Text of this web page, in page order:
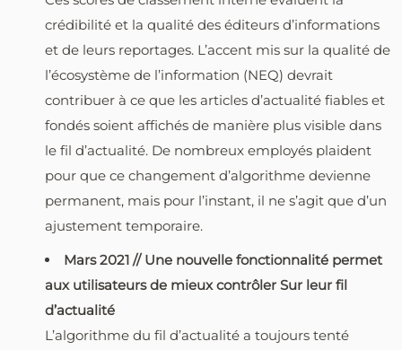
crédibilité et la qualité des éditeurs d’informations
et de leurs reportages. L’accent mis sur la qualité de
l’écosystème de l’information (NEQ) devrait
contribuer à ce que les articles d’actualité fiables et
fondés soient affichés de manière plus visible dans
le fil d’actualité. De nombreux employés plaident
pour que ce changement d’algorithme devienne
permanent, mais pour l’instant, il ne s’agit que d’un
ajustement temporaire.
Mars 2021 // Une nouvelle fonctionnalité permet
aux utilisateurs de mieux contrôler Sur leur fil
d’actualité
L’algorithme du fil d’actualité a toujours tenté